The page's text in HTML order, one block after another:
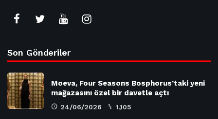
Son Gönderiler
Moeva, Four Seasons Bosphorus’taki yeni
mağazasını özel bir davetle açtı
24/06/2026 1,105